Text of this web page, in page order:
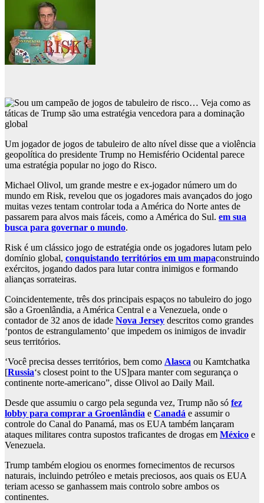
Um jogador de jogos de tabuleiro de alto nível disse que a violência
geopolítica do presidente Trump no Hemisfério Ocidental parece
uma estratégia popular no jogo do Risco.
Michael Olivol, um grande mestre e ex-jogador número um do
mundo em Risk, revelou que os jogadores mais avançados do jogo
muitas vezes tentam controlar toda a América do Norte antes de
passarem para alvos mais fáceis, como a América do Sul. em sua
busca para governar o mundo.
Risk é um clássico jogo de estratégia onde os jogadores lutam pelo
domínio global, conquistando territórios em um mapaconstruindo
exércitos, jogando dados para lutar contra inimigos e formando
alianças sorrateiras.
Coincidentemente, três dos principais espaços no tabuleiro do jogo
são a Groenlândia, a América Central e a Venezuela, onde o
contador de 32 anos de idade Nova Jersey descritos como grandes
‘pontos de estrangulamento’ que impedem os inimigos de invadir
seus territórios.
‘Você precisa desses territórios, bem como Alasca ou Kamtchatka
[Russia‘s closest point to the US]para manter com segurança o
continente norte-americano”, disse Olivol ao Daily Mail.
Desde que assumiu o cargo pela segunda vez, Trump não só fez
lobby para comprar a Groenlândia e Canadá e assumir o
controle do Canal do Panamá, mas os EUA também lançaram
ataques militares contra supostos traficantes de drogas em México e
Venezuela.
Trump também elogiou os enormes fornecimentos de recursos
naturais, incluindo petróleo e metais preciosos, aos quais os EUA
teriam acesso se ganhassem mais controlo sobre ambos os
continentes.